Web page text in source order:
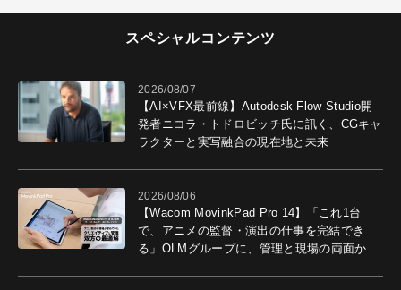
スペシャルコンテンツ
2026/08/07
【AI×VFX最前線】Autodesk Flow Studio開
発者ニコラ・トドロビッチ氏に訊く、CGキャ
ラクターと実写融合の現在地と未来
2026/08/06
【Wacom MovinkPad Pro 14】「これ1台
で、アニメの監督・演出の仕事を完結でき
る」OLMグループに、管理と現場の両面から